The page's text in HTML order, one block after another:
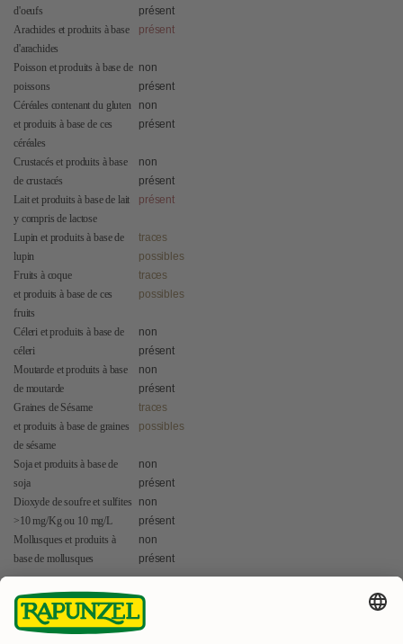
d'oeufs
présent
Arachides et produits à base
d'arachides
présent
Poisson et produits à base de
poissons
non
présent
Céréales contenant du gluten
et produits à base de ces
céréales
non
présent
Crustacés et produits à base
de crustacés
non
présent
Lait et produits à base de lait
y compris de lactose
présent
Lupin et produits à base de
lupin
traces
possibles
Fruits à coque
et produits à base de ces
fruits
traces
possibles
Céleri et produits à base de
céleri
non
présent
Moutarde et produits à base
de moutarde
non
présent
Graines de Sésame
et produits à base de graines
de sésame
traces
possibles
Soja et produits à base de
soja
non
présent
Dioxyde de soufre et sulfites
>10 mg/Kg ou 10 mg/L
non
présent
Mollusques et produits à
base de mollusques
non
présent
Nous accordons beaucoup d'attention à la gestion de la base de
données en ligne relative à nos produits. Nous ne pouvons